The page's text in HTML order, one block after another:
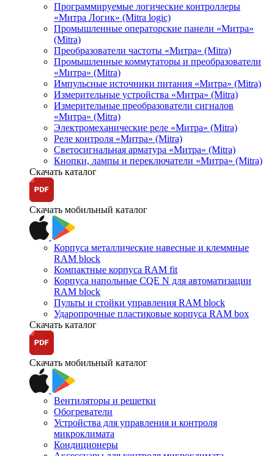
Программируемые логические контроллеры
«Митра Логик» (Mitra logic)
Промышленные операторские панели «Митра»
(Mitra)
Преобразователи частоты «Митра» (Mitra)
Промышленные коммутаторы и преобразователи
«Митра» (Mitra)
Импульсные источники питания «Митра» (Mitra)
Измерительные устройства «Митра» (Mitra)
Измерительные преобразователи сигналов
«Митра» (Mitra)
Электромеханические реле «Митра» (Mitra)
Реле контроля «Митра» (Mitra)
Светосигнальная арматура «Митра» (Mitra)
Кнопки, лампы и переключатели «Митра» (Mitra)
Скачать каталог
Скачать мобильный каталог
Корпуса металлические навесные и клеммные
RAM block
Компактные корпуса RAM fit
Корпуса напольные CQE N для автоматизации
RAM block
Пульты и стойки управления RAM block
Ударопрочные пластиковые корпуса RAM box
Скачать каталог
Скачать мобильный каталог
Вентиляторы и решетки
Обогреватели
Устройства для управления и контроля
микроклимата
Кондиционеры